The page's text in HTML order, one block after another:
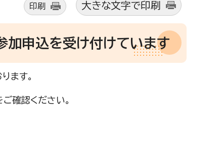
印刷 大きな文字で印刷
加申込を受け付けています
ます。
確認ください。